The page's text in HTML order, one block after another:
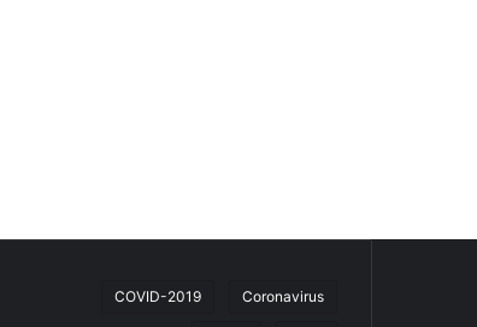
Coronavirus
COVID-2019